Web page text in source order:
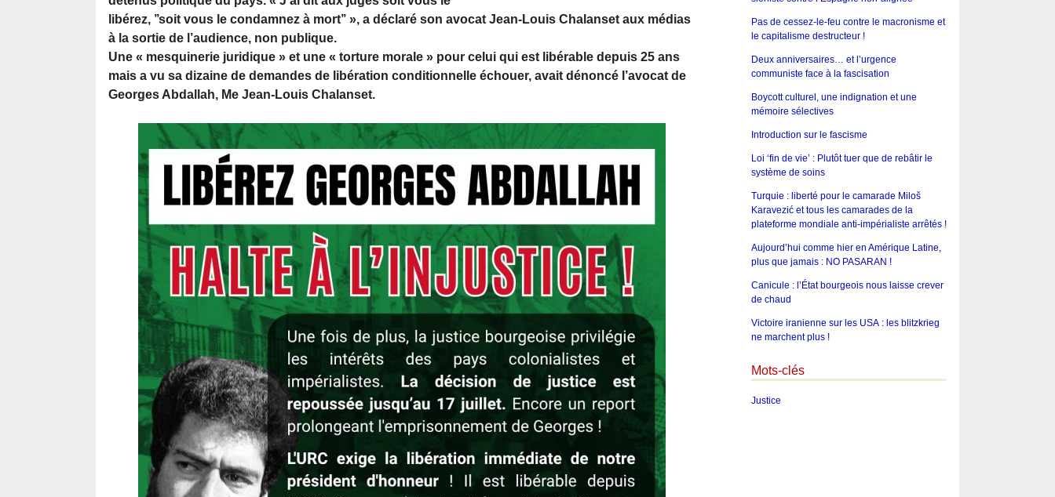
libérez, ’’soit vous le condamnez à mort’’ », a déclaré son avocat Jean-Louis Chalanset aux médias
à la sortie de l’audience, non publique.
Une « mesquinerie juridique » et une « torture morale » pour celui qui est libérable depuis 25 ans
mais a vu sa dizaine de demandes de libération conditionnelle échouer, avait dénoncé l’avocat de
Georges Abdallah, Me Jean-Louis Chalanset.
Pas de cessez-le-feu contre le macronisme et
le capitalisme destructeur !
Deux anniversaires… et l’urgence
communiste face à la fascisation
Boycott culturel, une indignation et une
mémoire sélectives
Introduction sur le fascisme
Loi ‘fin de vie’ : Plutôt tuer que de rebâtir le
système de soins
Turquie : liberté pour le camarade Miloš
Karavezić et tous les camarades de la
plateforme mondiale anti-impérialiste arrêtés !
Aujourd’hui comme hier en Amérique Latine,
plus que jamais : NO PASARAN !
Canicule : l’État bourgeois nous laisse crever
de chaud
Victoire iranienne sur les USA : les blitzkrieg
ne marchent plus !
Mots-clés
Justice